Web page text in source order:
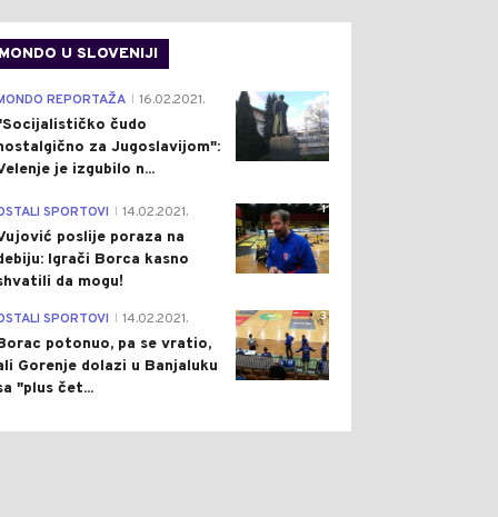
MONDO U SLOVENIJI
4
REPORTAŽA 16.02.2021.
čudo
za Jugoslavijom":
je izgubilo n...
1
SPORTOVI 14.02.2021.
poslije poraza na
Igrači Borca kasno
da mogu!
3
SPORTOVI 14.02.2021.
potonuo, pa se vratio,
Gorenje dolazi u Banjaluku
"plus čet...